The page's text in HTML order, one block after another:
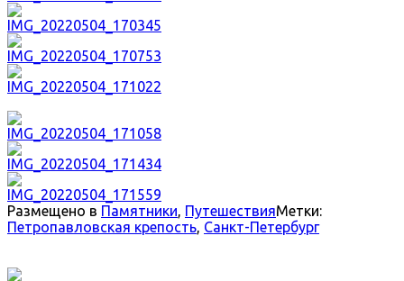
Размещено в Памятники, ПутешествияМетки:
Петропавловская крепость, Санкт-Петербург